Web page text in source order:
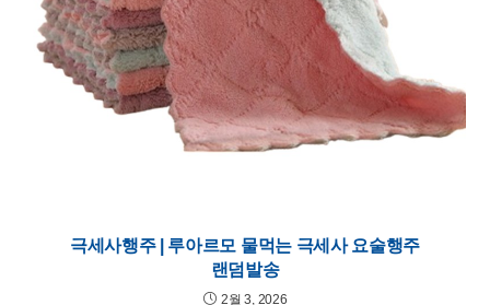
극세사행주 | 루아르모 물먹는 극세사 요술행주
랜덤발송
2월 3, 2026